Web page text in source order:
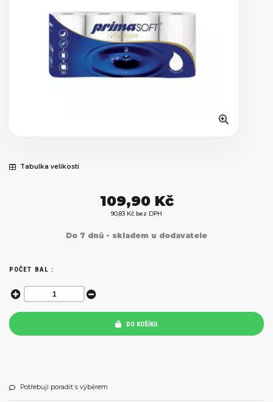
Tabulka velikostí
109,90 Kč
90,83 Kč bez DPH
Do 7 dnů - skladem u dodavatele
POČET BAL :
DO KOŠÍKU
Potřebuji poradit s výběrem